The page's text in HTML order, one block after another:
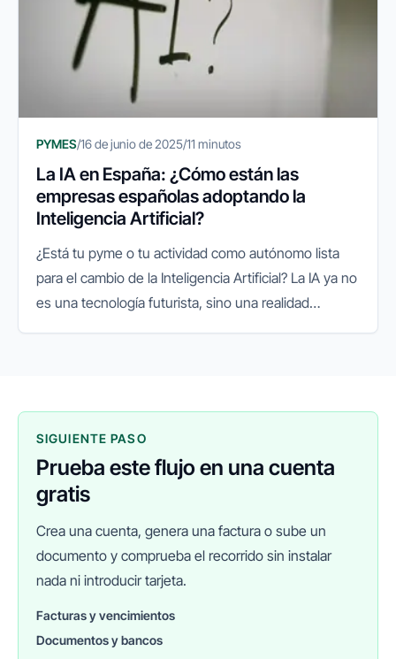
PYMES/16 de junio de 2025/11 minutos
La IA en España: ¿Cómo están las
empresas españolas adoptando la
Inteligencia Artificial?
¿Está tu pyme o tu actividad como autónomo lista
para el cambio de la Inteligencia Artificial? La IA ya no
es una tecnología futurista, sino una realidad
SIGUIENTE PASO
Prueba este flujo en una cuenta
gratis
Crea una cuenta, genera una factura o sube un
documento y comprueba el recorrido sin instalar
nada ni introducir tarjeta.
Facturas y vencimientos
Documentos y bancos
FINANEDI